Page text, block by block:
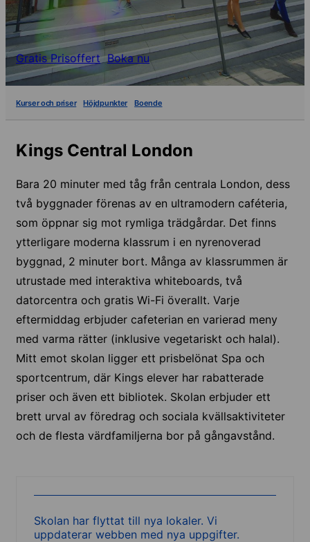
Gratis Prisoffert Boka nu
Kurser och priser Höjdpunkter Boende
Kings Central London
Bara 20 minuter med tåg från centrala London, dess
två byggnader förenas av en ultramodern caféteria,
som öppnar sig mot rymliga trädgårdar. Det finns
ytterligare moderna klassrum i en nyrenoverad
byggnad, 2 minuter bort. Många av klassrummen är
utrustade med interaktiva whiteboards, två
datorcentra och gratis Wi-Fi överallt. Varje
eftermiddag erbjuder cafeterian en varierad meny
med varma rätter (inklusive vegetariskt och halal).
Mitt emot skolan ligger ett prisbelönat Spa och
sportcentrum, där Kings elever har rabatterade
priser och även ett bibliotek. Skolan erbjuder ett
brett urval av föredrag och sociala kvällsaktiviteter
och de flesta värdfamiljerna bor på gångavstånd.
Skolan har flyttat till nya lokaler. Vi
uppdaterar webben med nya uppgifter.